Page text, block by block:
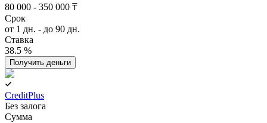
80 000 - 350 000 ₸
Срок
от 1 дн. - до 90 дн.
Ставка
38.5 %
Получить деньги
CreditPlus
Без залога
Сумма